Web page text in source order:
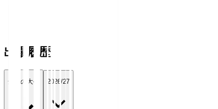
出場履歴
全ての大会 2026/27